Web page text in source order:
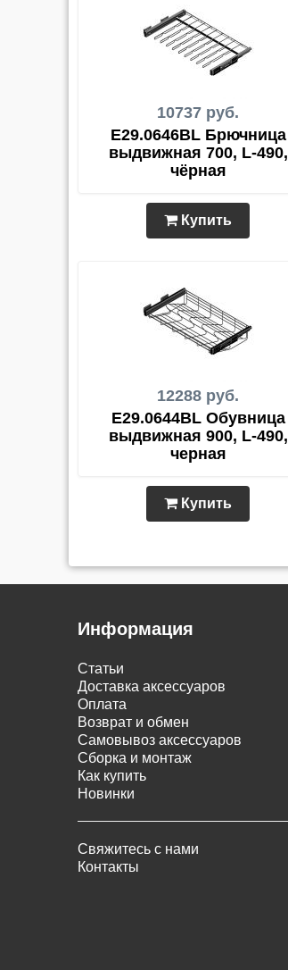
10737 руб.
E29.0646BL Брючница
выдвижная 700, L-490,
чёрная
Купить
12288 руб.
E29.0644BL Обувница
выдвижная 900, L-490,
черная
Купить
Информация
Статьи
Доставка аксессуаров
Оплата
Возврат и обмен
Самовывоз аксессуаров
Сборка и монтаж
Как купить
Новинки
Свяжитесь с нами
Контакты